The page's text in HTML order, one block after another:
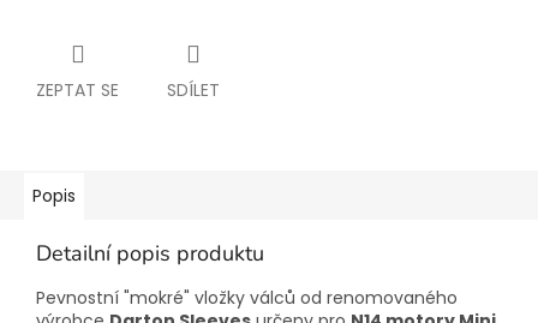
ZEPTAT SE SDÍLET
Popis
Detailní popis produktu
Pevnostní "mokré" vložky válců od renomovaného